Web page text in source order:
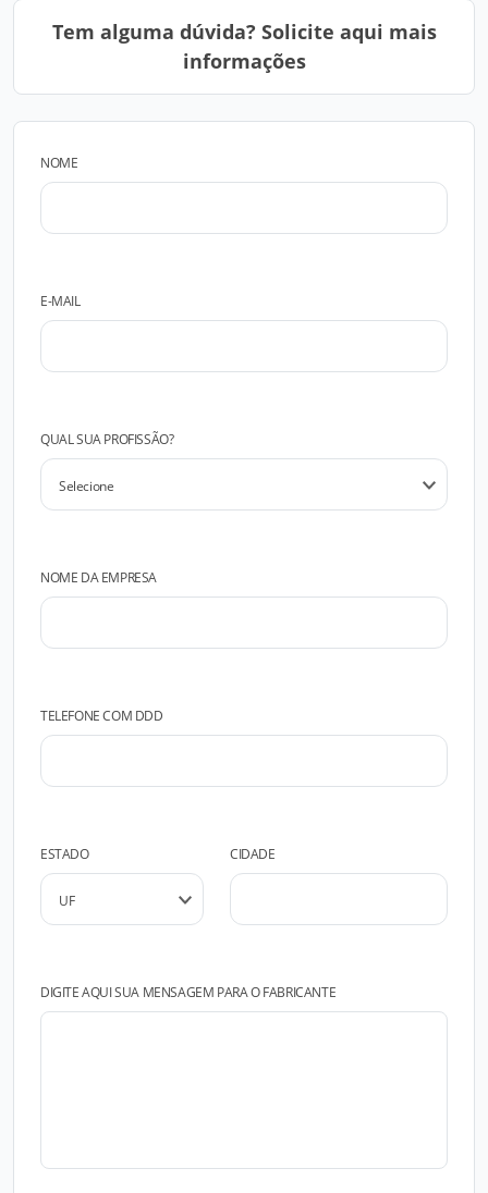
Tem alguma dúvida? Solicite aqui mais
informações
NOME
E-MAIL
QUAL SUA PROFISSÃO?
NOME DA EMPRESA
TELEFONE COM DDD
ESTADO CIDADE
DIGITE AQUI SUA MENSAGEM PARA O FABRICANTE